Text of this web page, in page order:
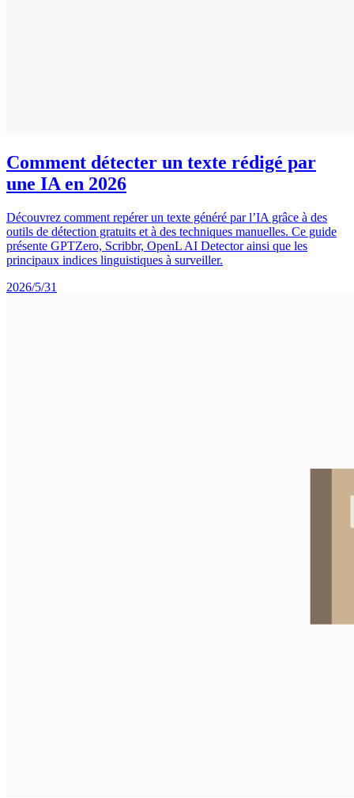
Comment détecter un texte rédigé par
une IA en 2026
Découvrez comment repérer un texte généré par l’IA grâce à des
outils de détection gratuits et à des techniques manuelles. Ce guide
présente GPTZero, Scribbr, OpenL AI Detector ainsi que les
principaux indices linguistiques à surveiller.
2026/5/31